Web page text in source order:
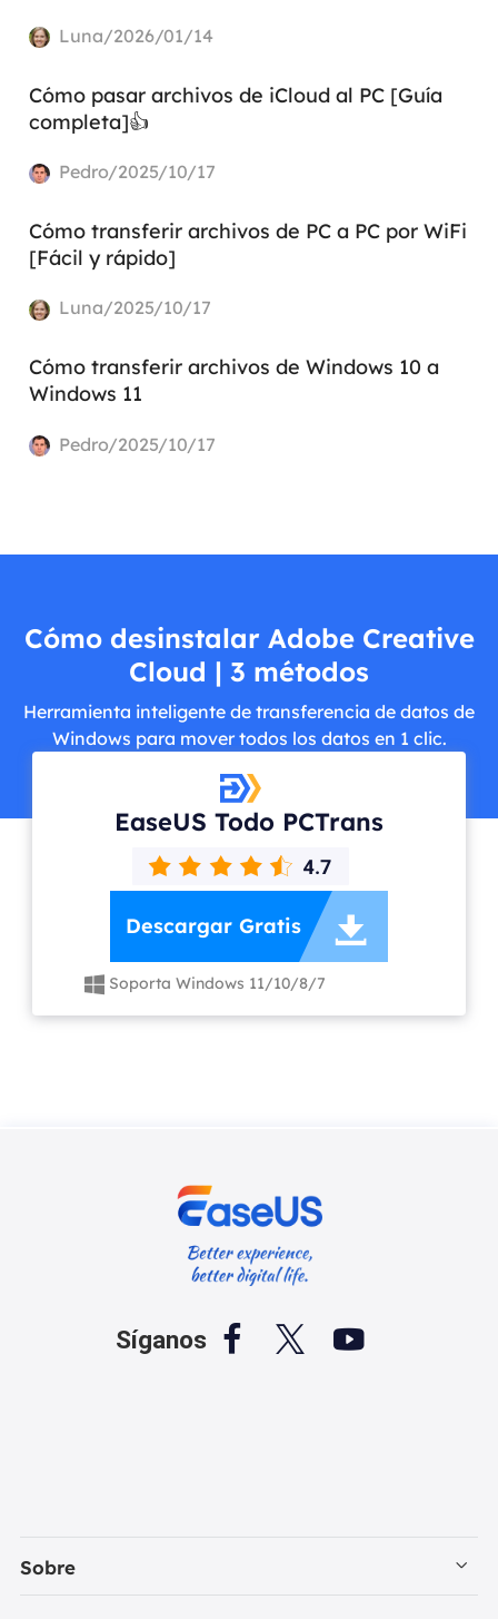
Luna/2026/01/14
Cómo pasar archivos de iCloud al PC [Guía
completa]👍
Pedro/2025/10/17
Cómo transferir archivos de PC a PC por WiFi
[Fácil y rápido]
Luna/2025/10/17
Cómo transferir archivos de Windows 10 a
Windows 11
Pedro/2025/10/17
Cómo desinstalar Adobe Creative
Cloud | 3 métodos
Herramienta inteligente de transferencia de datos de
Windows para mover todos los datos en 1 clic.
EaseUS Todo PCTrans
Descargar Gratis 
Soporta Windows 11/10/8/7
Síganos   
Sobre